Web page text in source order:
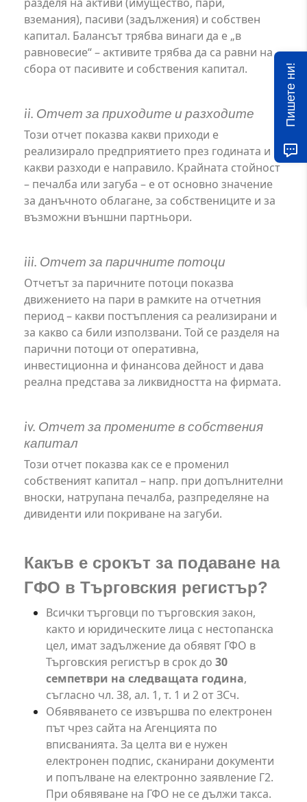
вземания), пасиви (задължения) и собствен
капитал. Балансът трябва винаги да е „в
равновесие“ – активите трябва да са равни на
сбора от пасивите и собствения капитал.
ii. Отчет за приходите и разходите
Този отчет показва какви приходи е
реализирало предприятието през годината и
какви разходи е направило. Крайната стойност
– печалба или загуба – е от основно значение
за данъчното облагане, за собствениците и за
възможни външни партньори.
iii. Отчет за паричните потоци
Отчетът за паричните потоци показва
движението на пари в рамките на отчетния
период – какви постъпления са реализирани и
за какво са били използвани. Той се разделя на
парични потоци от оперативна,
инвестиционна и финансова дейност и дава
реална представа за ликвидността на фирмата.
iv. Отчет за промените в собствения
капитал
Този отчет показва как се е променил
собственият капитал – напр. при допълнителни
вноски, натрупана печалба, разпределяне на
дивиденти или покриване на загуби.
Какъв е срокът за подаване на
ГФО в Търговския регистър?
Всички търговци по търговския закон,
както и юридическите лица с нестопанска
цел, имат задължение да обявят ГФО в
Търговския регистър в срок до 30
семпетври на следващата година,
съгласно чл. 38, ал. 1, т. 1 и 2 от ЗСч.
Обявяването се извършва по електронен
път чрез сайта на Агенцията по
вписванията. За целта ви е нужен
електронен подпис, сканирани документи
и попълване на електронно заявление Г2.
При обявяване на ГФО не се дължи такса.
Пишете ни!